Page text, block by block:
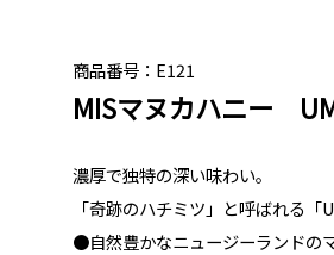
商品番号：E121
MISマヌカハニー
濃厚で独特の深い味わい。
「奇跡のハチミツ」と呼ばれる「
●自然豊かなニュージーランドの